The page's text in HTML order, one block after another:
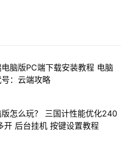
脑版PC端下载安装教程 电脑
：云端攻略
怎么玩？ 三国计性能优化240
开 后台挂机 按键设置教程